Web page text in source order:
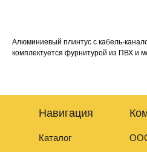
Алюминиевый плинтус с кабель-
комплектуется фурнитурой из ПВХ и
Навигация
Каталог
ООО